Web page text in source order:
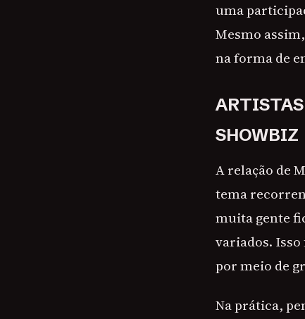
uma
Mesmo
na forma de
ARTISTAS
SHOWBIZ
A relação de
tema
muita gente
variados. Isso
por meio de
Na prática,